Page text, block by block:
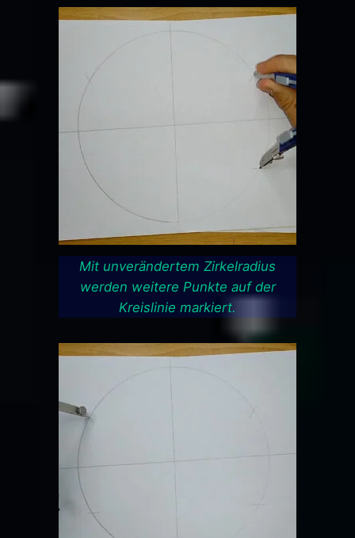
Mit unverändertem Zirkelradius
werden weitere Punkte auf der
Kreislinie markiert.